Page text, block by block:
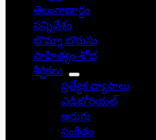
తెలంగాణార్థం
సన్నివేశం
బొమ్మా బొరుసు
సాహిత్యం-శోభ
శీర్షికలు
ప్రత్యేక వ్యాసాలు
ఎడిటోరియల్
అరుగు
సంకేతం